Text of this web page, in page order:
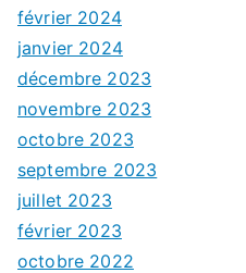
février 2024
janvier 2024
décembre 2023
novembre 2023
octobre 2023
septembre 2023
juillet 2023
février 2023
octobre 2022